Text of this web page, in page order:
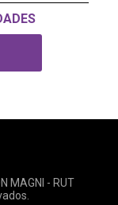
MAGNI - RUT